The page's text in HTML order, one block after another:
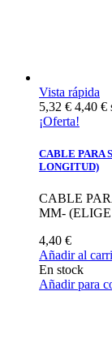
Vista rápida
5,32 € 4,40 €
¡Oferta!
CABLE PARA
LONGITUD)
CABLE
MM-
4,40 €
Añadir al
En stock
Añadir para